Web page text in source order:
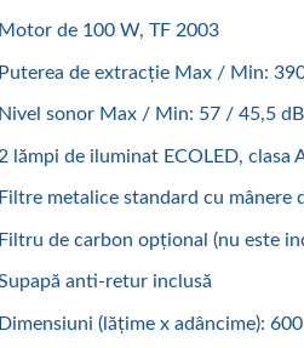
Motor de 100 W, TF 2003
Puterea de extracție Max / Min:
Nivel sonor Max / Min: 57 / 45,5
2 lămpi de iluminat ECOLED, clasa
Filtre metalice standard cu mânere
Filtru de carbon opțional (nu este
anti-retur inclusă
Dimensiuni (lățime x adâncime):